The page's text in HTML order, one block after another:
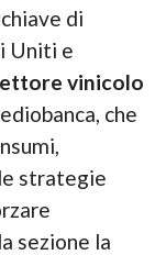
di
Uniti e
vinicolo
che
strategie
sezione la